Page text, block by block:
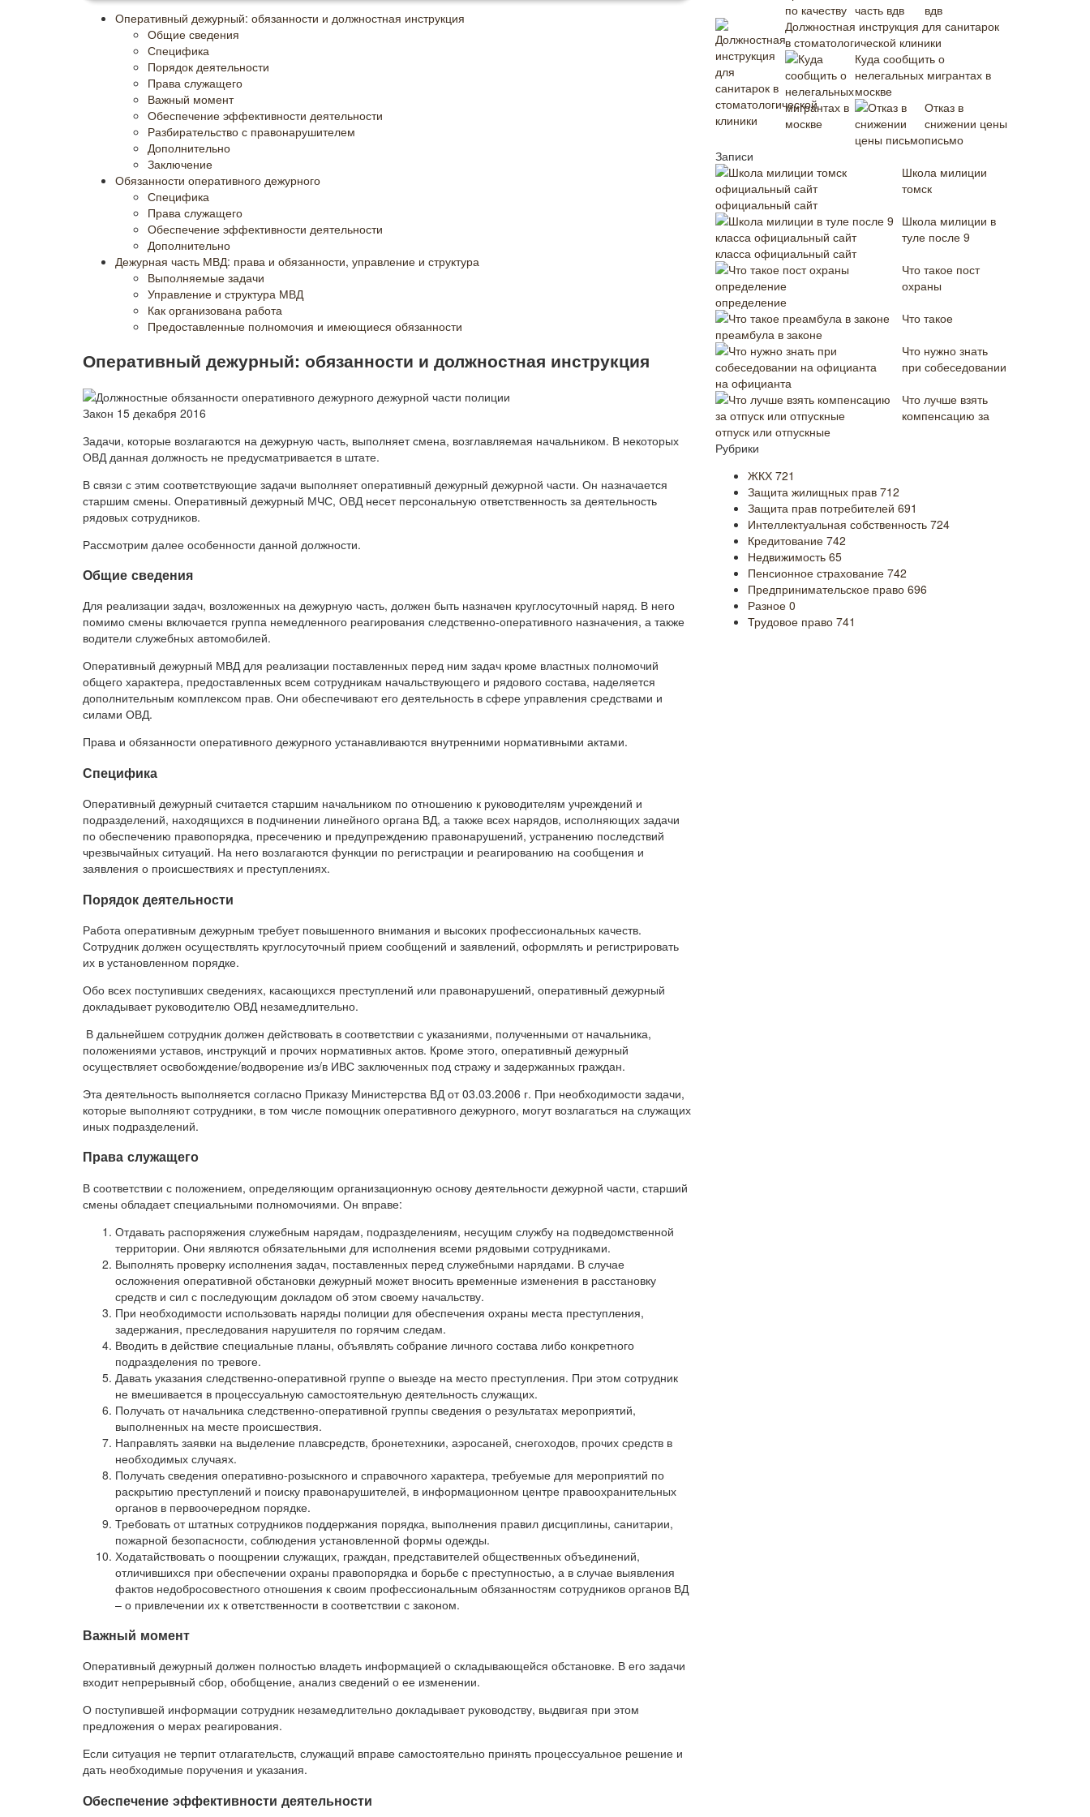
Оперативный дежурный: обязанности и должностная инструкция
Общие сведения
Специфика
Порядок деятельности
Права служащего
Важный момент
Обеспечение эффективности деятельности
Разбирательство с правонарушителем
Дополнительно
Заключение
Обязанности оперативного дежурного
Специфика
Права служащего
Обеспечение эффективности деятельности
Дополнительно
Дежурная часть МВД: права и обязанности, управление и структура
Выполняемые задачи
Управление и структура МВД
Как организована работа
Предоставленные полномочия и имеющиеся обязанности
Оперативный дежурный: обязанности и должностная инструкция
Закон 15 декабря 2016
Задачи, которые возлагаются на дежурную часть, выполняет смена, возглавляемая начальником. В некоторых
ОВД данная должность не предусматривается в штате.
В связи с этим соответствующие задачи выполняет оперативный дежурный дежурной части. Он назначается
старшим смены. Оперативный дежурный МЧС, ОВД несет персональную ответственность за деятельность
рядовых сотрудников.
Рассмотрим далее особенности данной должности.
Общие сведения
Для реализации задач, возложенных на дежурную часть, должен быть назначен круглосуточный наряд. В него
помимо смены включается группа немедленного реагирования следственно-оперативного назначения, а также
водители служебных автомобилей.
Оперативный дежурный МВД для реализации поставленных перед ним задач кроме властных полномочий
общего характера, предоставленных всем сотрудникам начальствующего и рядового состава, наделяется
дополнительным комплексом прав. Они обеспечивают его деятельность в сфере управления средствами и
силами ОВД.
Права и обязанности оперативного дежурного устанавливаются внутренними нормативными актами.
Специфика
Оперативный дежурный считается старшим начальником по отношению к руководителям учреждений и
подразделений, находящихся в подчинении линейного органа ВД, а также всех нарядов, исполняющих задачи
по обеспечению правопорядка, пресечению и предупреждению правонарушений, устранению последствий
чрезвычайных ситуаций. На него возлагаются функции по регистрации и реагированию на сообщения и
заявления о происшествиях и преступлениях.
Порядок деятельности
Работа оперативным дежурным требует повышенного внимания и высоких профессиональных качеств.
Сотрудник должен осуществлять круглосуточный прием сообщений и заявлений, оформлять и регистрировать
их в установленном порядке.
Обо всех поступивших сведениях, касающихся преступлений или правонарушений, оперативный дежурный
докладывает руководителю ОВД незамедлительно.
В дальнейшем сотрудник должен действовать в соответствии с указаниями, полученными от начальника,
положениями уставов, инструкций и прочих нормативных актов. Кроме этого, оперативный дежурный
осуществляет освобождение/водворение из/в ИВС заключенных под стражу и задержанных граждан.
Эта деятельность выполняется согласно Приказу Министерства ВД от 03.03.2006 г. При необходимости задачи,
которые выполняют сотрудники, в том числе помощник оперативного дежурного, могут возлагаться на служащих
иных подразделений.
Права служащего
В соответствии с положением, определяющим организационную основу деятельности дежурной части, старший
смены обладает специальными полномочиями. Он вправе:
Отдавать распоряжения служебным нарядам, подразделениям, несущим службу на подведомственной
территории. Они являются обязательными для исполнения всеми рядовыми сотрудниками.
Выполнять проверку исполнения задач, поставленных перед служебными нарядами. В случае
осложнения оперативной обстановки дежурный может вносить временные изменения в расстановку
средств и сил с последующим докладом об этом своему начальству.
При необходимости использовать наряды полиции для обеспечения охраны места преступления,
задержания, преследования нарушителя по горячим следам.
Вводить в действие специальные планы, объявлять собрание личного состава либо конкретного
подразделения по тревоге.
Давать указания следственно-оперативной группе о выезде на место преступления. При этом сотрудник
не вмешивается в процессуальную самостоятельную деятельность служащих.
Получать от начальника следственно-оперативной группы сведения о результатах мероприятий,
выполненных на месте происшествия.
Направлять заявки на выделение плавсредств, бронетехники, аэросаней, снегоходов, прочих средств в
необходимых случаях.
Получать сведения оперативно-розыскного и справочного характера, требуемые для мероприятий по
раскрытию преступлений и поиску правонарушителей, в информационном центре правоохранительных
органов в первоочередном порядке.
Требовать от штатных сотрудников поддержания порядка, выполнения правил дисциплины, санитарии,
пожарной безопасности, соблюдения установленной формы одежды.
Ходатайствовать о поощрении служащих, граждан, представителей общественных объединений,
отличившихся при обеспечении охраны правопорядка и борьбе с преступностью, а в случае выявления
фактов недобросовестного отношения к своим профессиональным обязанностям сотрудников органов ВД
– о привлечении их к ответственности в соответствии с законом.
Важный момент
Оперативный дежурный должен полностью владеть информацией о складывающейся обстановке. В его задачи
входит непрерывный сбор, обобщение, анализ сведений о ее изменении.
О поступившей информации сотрудник незамедлительно докладывает руководству, выдвигая при этом
предложения о мерах реагирования.
Если ситуация не терпит отлагательств, служащий вправе самостоятельно принять процессуальное решение и
дать необходимые поручения и указания.
Обеспечение эффективности деятельности
вдв
Должностная инструкция для санитарок
в стоматологической клиники
Куда сообщить о
нелегальных мигрантах в
москве
Отказ в
снижении цены
письмо
Записи
Школа милиции
томск
официальный сайт
Школа милиции в
туле после 9
класса официальный сайт
Что такое пост
охраны
определение
Что такое
преамбула в законе
Что нужно знать
при собеседовании
на официанта
Что лучше взять
компенсацию за
отпуск или отпускные
Рубрики
ЖКХ 721
Защита жилищных прав 712
Защита прав потребителей 691
Интеллектуальная собственность 724
Кредитование 742
Недвижимость 65
Пенсионное страхование 742
Предпринимательское право 696
Разное 0
Трудовое право 741